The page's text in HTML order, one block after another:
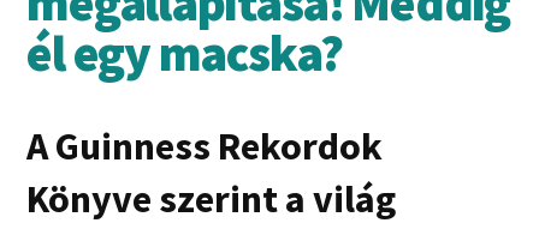
él egy macska?
A Guinness Rekordok
Könyve szerint a világ